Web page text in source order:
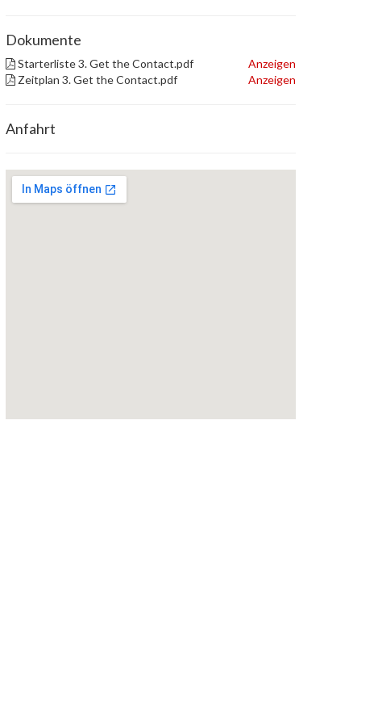
Dokumente
Starterliste 3. Get the Contact.pdf
Anzeigen
Zeitplan 3. Get the Contact.pdf
Anzeigen
Anfahrt